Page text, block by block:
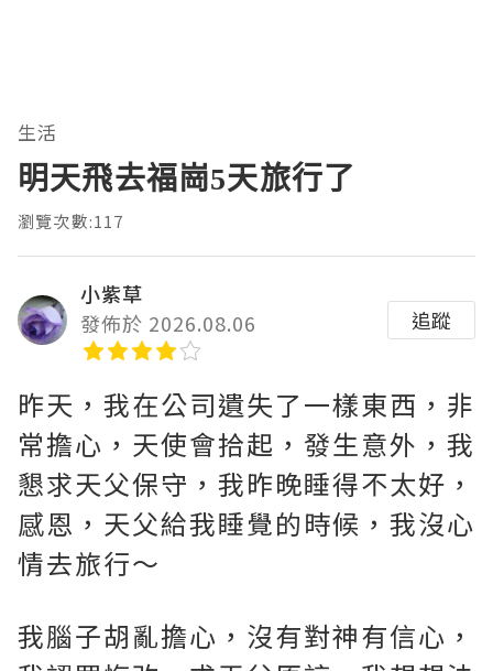
生活
明天飛去福崗5天旅行了
瀏覽次數:117
小紫草
發佈於 2026.08.06
追蹤
昨天，我在公司遺失了一樣東西，非
常擔心，天使會拾起，發生意外，我
懇求天父保守，我昨晚睡得不太好，
感恩，天父給我睡覺的時候，我沒心
情去旅行～
我腦子胡亂擔心，沒有對神有信心，